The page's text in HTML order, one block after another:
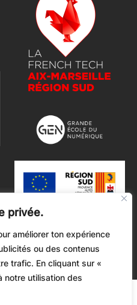
privée.
améliorer ton expérience
ou des contenus
trafic. En cliquant sur «
notre utilisation des